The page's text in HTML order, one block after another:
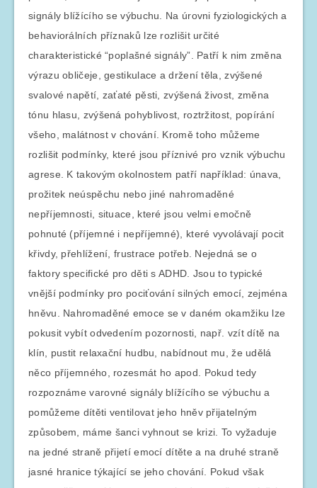
signály blížícího se výbuchu. Na úrovni fyziologických a
behaviorálních příznaků lze rozlišit určité
charakteristické “poplašné signály”. Patří k nim změna
výrazu obličeje, gestikulace a držení těla, zvýšené
svalové napětí, zaťaté pěsti, zvýšená živost, změna
tónu hlasu, zvýšená pohyblivost, roztržitost, popírání
všeho, malátnost v chování. Kromě toho můžeme
rozlišit podmínky, které jsou příznivé pro vznik výbuchu
agrese. K takovým okolnostem patří například: únava,
prožitek neúspěchu nebo jiné nahromaděné
nepříjemnosti, situace, které jsou velmi emočně
pohnuté (příjemné i nepříjemné), které vyvolávají pocit
křivdy, přehlížení, frustrace potřeb. Nejedná se o
faktory specifické pro děti s ADHD. Jsou to typické
vnější podmínky pro pociťování silných emocí, zejména
hněvu. Nahromaděné emoce se v daném okamžiku lze
pokusit vybít odvedením pozornosti, např. vzít dítě na
klín, pustit relaxační hudbu, nabídnout mu, že udělá
něco příjemného, rozesmát ho apod. Pokud tedy
rozpoznáme varovné signály blížícího se výbuchu a
pomůžeme dítěti ventilovat jeho hněv přijatelným
způsobem, máme šanci vyhnout se krizi. To vyžaduje
na jedné straně přijetí emocí dítěte a na druhé straně
jasné hranice týkající se jeho chování. Pokud však